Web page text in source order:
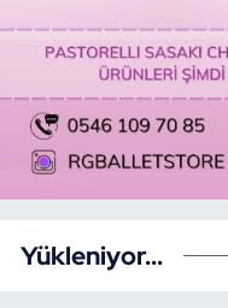
Yükleniyor...